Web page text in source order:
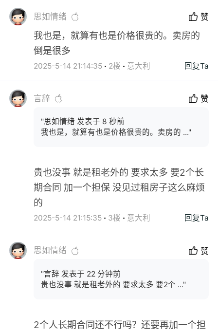
思如情绪 赞
我也是，就算有也是价格很贵的。卖房的
倒是很多
2025-5-14 21:14:35 2楼 意大利 回复Ta
言辞 赞
"思如情绪 发表于 8 秒前
我也是，就算有也是价格很贵的。卖房的 ..."
贵也没事 就是租老外的 要求太多 要2个长
期合同 加一个担保 没见过租房子这么麻烦
的
2025-5-14 21:15:35 3楼 意大利 回复Ta
思如情绪 赞
"言辞 发表于 22 分钟前
贵也没事 就是租老外的 要求太多 要2个 ..."
2个人长期合同还不行吗？还要再加一个担